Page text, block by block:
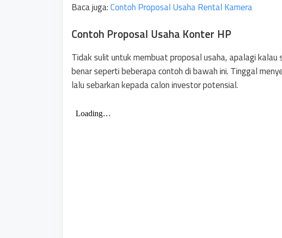
Baca juga:Contoh Proposal Usaha Rental Kamera
Contoh Proposal Usaha Konter HP
Tidak sulit untuk membuat proposal usaha, apalagi kalau
benar seperti beberapa contoh di bawah ini. Tinggal
lalu sebarkan kepada calon investor potensial.